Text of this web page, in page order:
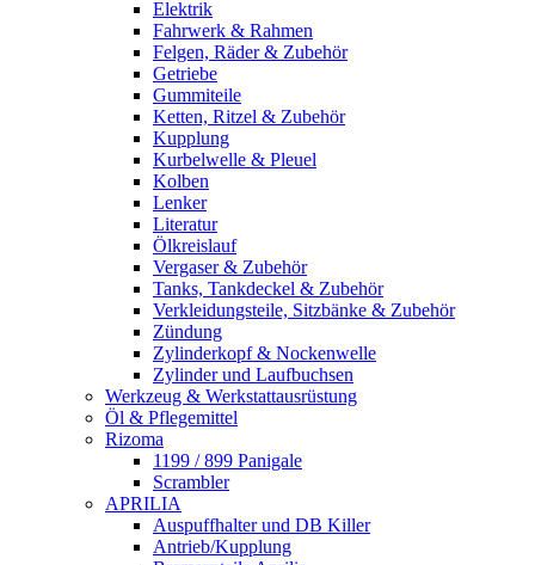
Elektrik
Fahrwerk & Rahmen
Felgen, Räder & Zubehör
Getriebe
Gummiteile
Ketten, Ritzel & Zubehör
Kupplung
Kurbelwelle & Pleuel
Kolben
Lenker
Literatur
Ölkreislauf
Vergaser & Zubehör
Tanks, Tankdeckel & Zubehör
Verkleidungsteile, Sitzbänke & Zubehör
Zündung
Zylinderkopf & Nockenwelle
Zylinder und Laufbuchsen
Werkzeug & Werkstattausrüstung
Öl & Pflegemittel
Rizoma
1199 / 899 Panigale
Scrambler
APRILIA
Auspuffhalter und DB Killer
Antrieb/Kupplung